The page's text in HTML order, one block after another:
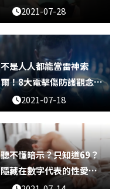
了！ 2021-07-28
不是人人都能當雷神索
爾！8大電擊傷防護觀念大
揭露 2021-07-18
聽不懂暗示？只知道69？
隱藏在數字代表的性愛姿
勢大解密